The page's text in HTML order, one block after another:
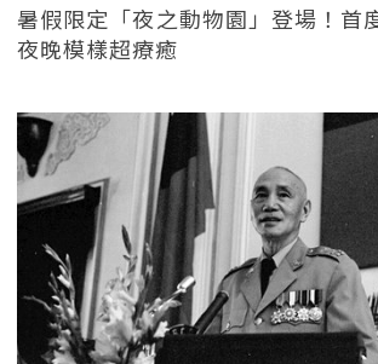
暑假限定「夜之動物園」登場！首
夜晚模樣超療癒